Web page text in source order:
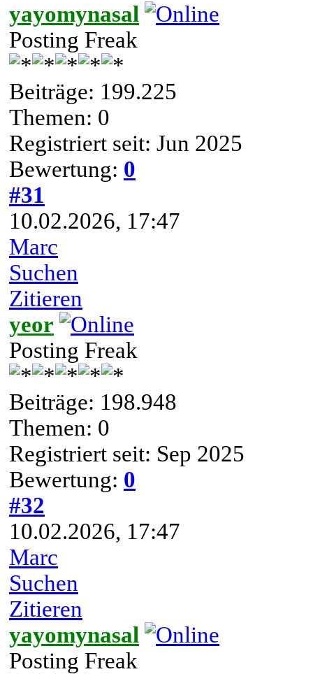
yayomynasal
Posting Freak
Beiträge: 199.225
Themen: 0
Registriert seit: Jun 2025
Bewertung: 0
#31
10.02.2026, 17:47
Marc
Suchen
Zitieren
yeor
Posting Freak
Beiträge: 198.948
Themen: 0
Registriert seit: Sep 2025
Bewertung: 0
#32
10.02.2026, 17:47
Marc
Suchen
Zitieren
yayomynasal
Posting Freak